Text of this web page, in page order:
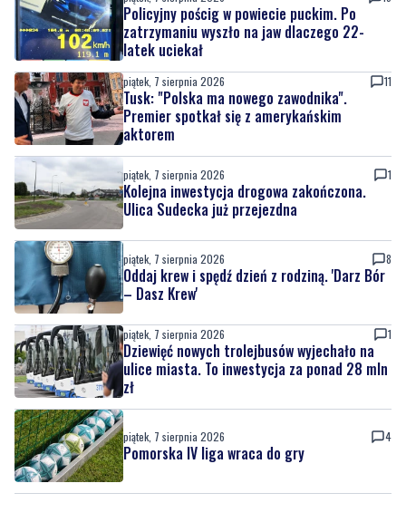
Policyjny pościg w powiecie puckim. Po
zatrzymaniu wyszło na jaw dlaczego 22-
latek uciekał
piątek, 7 sierpnia 2026 11
Tusk: "Polska ma nowego zawodnika".
Premier spotkał się z amerykańskim
aktorem
piątek, 7 sierpnia 2026 1
Kolejna inwestycja drogowa zakończona.
Ulica Sudecka już przejezdna
piątek, 7 sierpnia 2026 8
Oddaj krew i spędź dzień z rodziną. 'Darz Bór
– Dasz Krew'
piątek, 7 sierpnia 2026 1
Dziewięć nowych trolejbusów wyjechało na
ulice miasta. To inwestycja za ponad 28 mln
zł
piątek, 7 sierpnia 2026 4
Pomorska IV liga wraca do gry